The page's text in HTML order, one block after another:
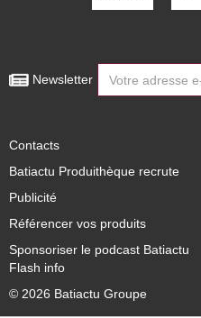
Newsletter
Contacts
Batiactu Produithèque recrute
Publicité
Référencer vos produits
Sponsoriser le podcast Batiactu
Flash info
© 2026 Batiactu Groupe